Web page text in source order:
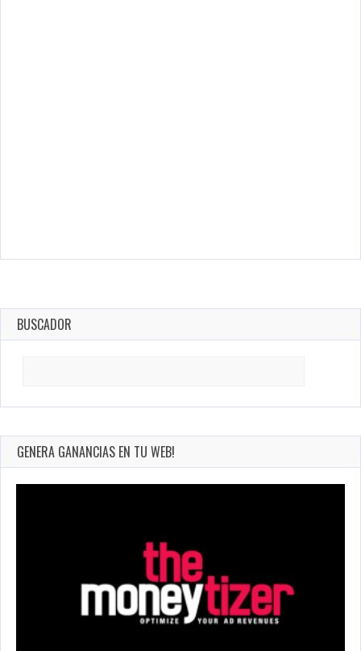
BUSCADOR
GENERA GANANCIAS EN TU WEB!